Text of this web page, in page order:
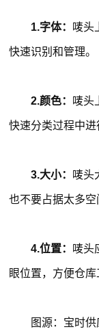
1.字体： 唛头
快速识别和管理。
2.颜色： 唛头
快速分类过程中进
3.大小： 唛头
也不要占据太多空
4.位置： 唛头
眼位置，方便仓库
图源：宝时